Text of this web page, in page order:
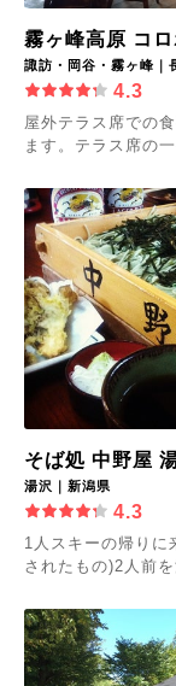
霧ヶ峰高原 コ
諏訪・岡谷・霧ヶ峰｜
4.3
屋外テラス席での
ます。テラス席の
そば処 中野屋
湯沢｜新潟県
4.3
1人スキーの帰りに
されたもの)2人前